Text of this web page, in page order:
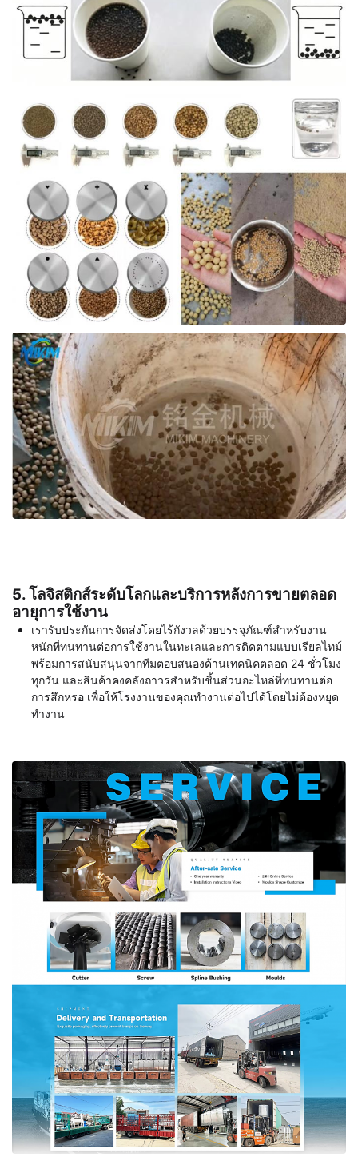
5. โลจิสติกส์ระดับโลกและบริการหลังการขายตลอด
อายุการใช้งาน
เรารับประกันการจัดส่งโดยไร้กังวลด้วยบรรจุภัณฑ์สำหรับงาน
หนักที่ทนทานต่อการใช้งานในทะเลและการติดตามแบบเรียลไทม์
พร้อมการสนับสนุนจากทีมตอบสนองด้านเทคนิคตลอด 24 ชั่วโมง
ทุกวัน และสินค้าคงคลังถาวรสำหรับชิ้นส่วนอะไหล่ที่ทนทานต่อ
การสึกหรอ เพื่อให้โรงงานของคุณทำงานต่อไปได้โดยไม่ต้องหยุด
ทำงาน